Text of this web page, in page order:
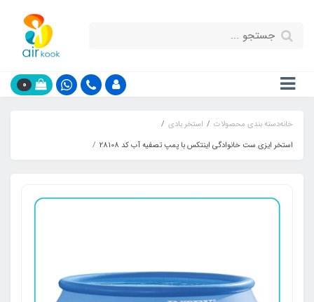
0
خانهدسته بندی محصولات
استخر بادی
استخر ایزی ست خانوادگی اینتکس با پمپ تصفیه آب کد 28108